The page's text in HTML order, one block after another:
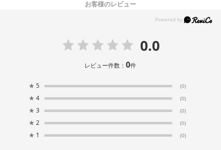
お客様のレビュー
0.0
レビュー件数：0件
★ 5 (0)
★ 4 (0)
★ 3 (0)
★ 2 (0)
★ 1 (0)